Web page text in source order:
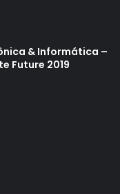
& Informática –
Future 2019